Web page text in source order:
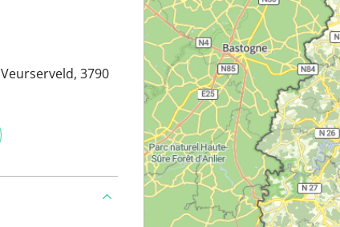
Veurserveld, 3790